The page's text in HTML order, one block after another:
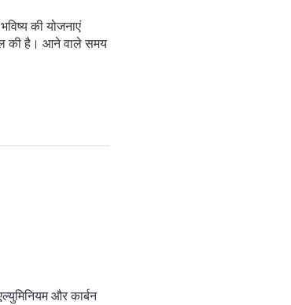
की योजनाएं
की है। आने वाले समय
और कार्बन